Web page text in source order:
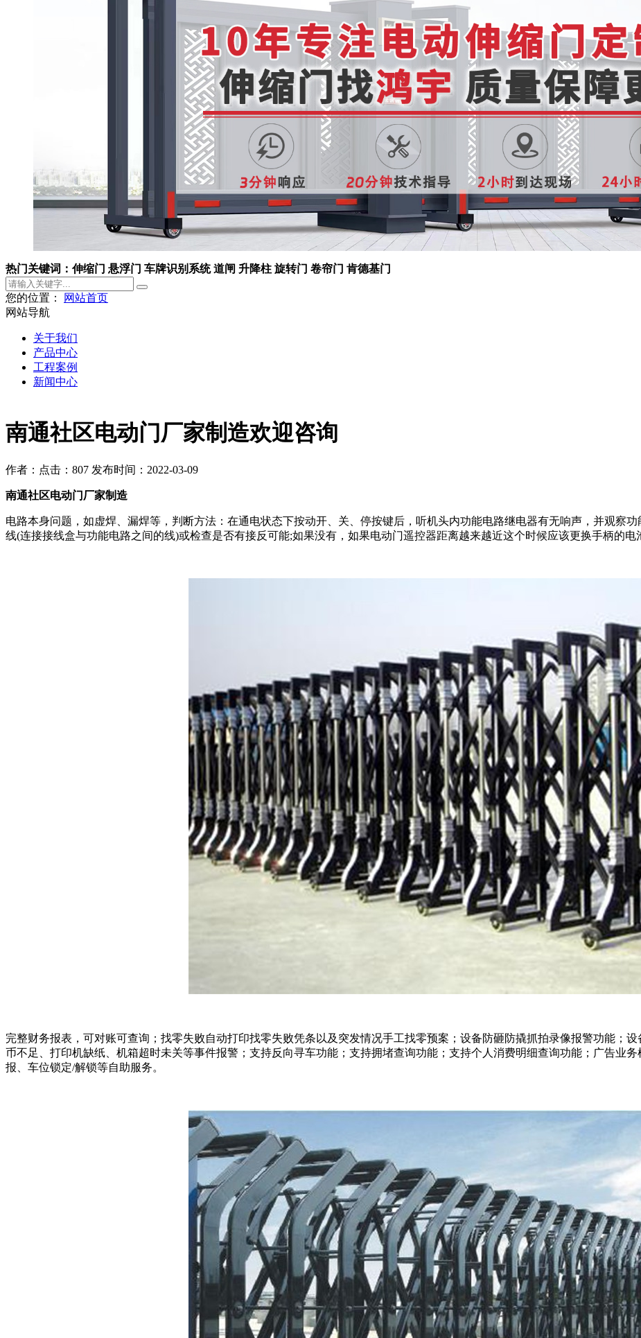
热门关键词：伸缩门 悬浮门 车牌识别系统 道闸 升降柱 旋转门 卷帘门 肯德基门
您的位置： 网站首页
南通社区电动门厂家制造欢迎咨询
作者： 点击：807 发布时间：2022-03-09
南通社区电动门厂家制造
电路本身问题，如虚焊、漏焊等，判断方法：在通电状态下按动开、关、停按键后，听机头内功能电路继电器有无响声，并观察
线(连接接线盒与功能电路之间的线)或检查是否有接反可能;如果没有，如果电动门遥控器距离越来越近这个时候应该更换手柄的电
完整财务报表，可对账可查询；找零失败自动打印找零失败凭条以及突发情况手工找零预案；设备防砸防撬抓拍录像报警功能；
币不足、打印机缺纸、机箱超时未关等事件报警；支持反向寻车功能；支持拥堵查询功能；支持个人消费明细查询功能；广告业
报、车位锁定/解锁等自助服务。
网站导航
关于我们
产品中心
工程案例
新闻中心